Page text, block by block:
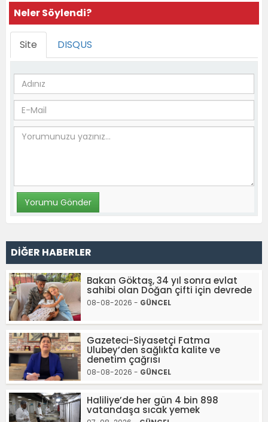
Neler Söylendi?
Site DISQUS
DİĞER HABERLER
Bakan Göktaş, 34 yıl sonra evlat
sahibi olan Doğan çifti için devrede
08-08-2026 - GÜNCEL
Gazeteci-Siyasetçi Fatma
Ulubey’den sağlıkta kalite ve
denetim çağrısı
08-08-2026 - GÜNCEL
Haliliye’de her gün 4 bin 898
vatandaşa sıcak yemek